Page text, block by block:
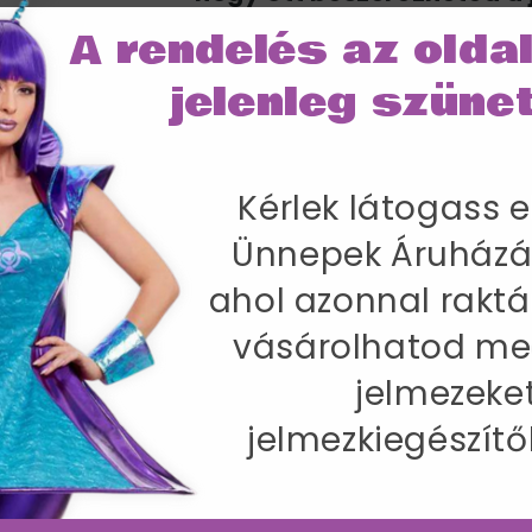
Azonnal, raktárról!
Akár már másnapi kiszállítással
IRÁNY AZ
SZÁLLÍTÁS
Nőknek Mini Ruhával és Köténnyel -
cm / Csípőméret 100-104 cm / Belső lábhossz 83
Kérlek látogass
Ünnepek
ahol azonnal
vásárolhatod
A rendelés az
jelenleg